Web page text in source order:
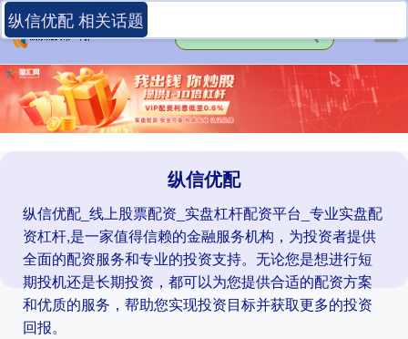
纵信优配
纵信优配_线上股票配资_实盘杠杆配资平台_专业实盘配
资杠杆,是一家值得信赖的金融服务机构，为投资者提供
全面的配资服务和专业的投资支持。无论您是想进行短
期投机还是长期投资，都可以为您提供合适的配资方案
和优质的服务，帮助您实现投资目标并获取更多的投资
回报。
纵信优配 相关话题